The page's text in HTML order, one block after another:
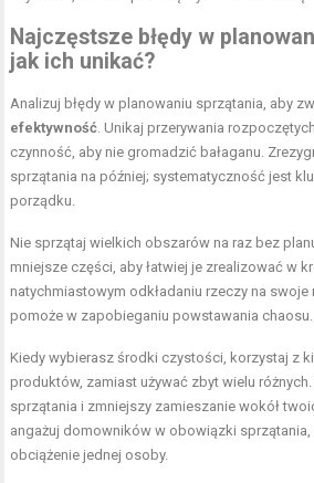
Najczęstsze błędy w
jak ich unikać?
Analizuj błędy w planowaniu sprzątania, aby
efektywność. Unikaj przerywania
czynność, aby nie gromadzić bałaganu.
sprzątania na później; systematyczność jest
porządku.
Nie sprzątaj wielkich obszarów na raz bez
mniejsze części, aby łatwiej je zrealizować w
natychmiastowym odkładaniu rzeczy na
pomoże w zapobieganiu powstawania chaosu.
Kiedy wybierasz środki czystości, korzystaj z
produktów, zamiast używać zbyt wielu
sprzątania i zmniejszy zamieszanie wokół
angażuj domowników w obowiązki
obciążenie jednej osoby.